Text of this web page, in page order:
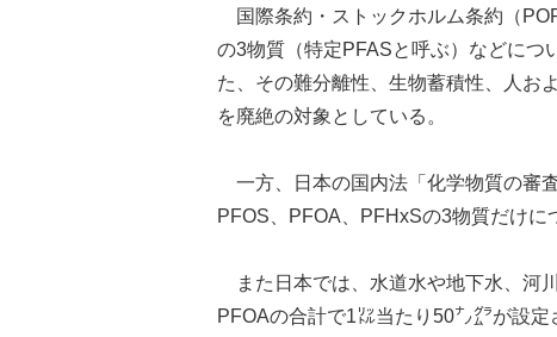
国際条約・ストックホルム条約（
の3物質（特定PFASと呼ぶ）などにつ
た、その難分離性、生物蓄積性、人お
を廃絶の対象としている。
一方、日本の国内法「化学物質の審
PFOS、PFOA、PFHxSの3物質だけに
また日本では、水道水や地下水、河
PFOAの合計で1㍑当たり50㌨㌘が設